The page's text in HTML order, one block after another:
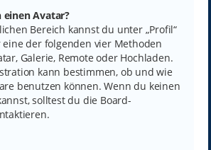
einen Avatar?
Bereich kannst du unter „Profil“
der folgenden vier Methoden
Galerie, Remote oder Hochladen.
kann bestimmen, ob und wie
benutzen können. Wenn du keinen
solltest du die Board-